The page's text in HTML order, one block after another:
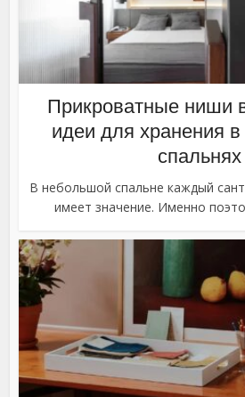
Прикроватные ниши
идеи для хранения
спальнях
В небольшой спальне каждый
имеет значение. Именно